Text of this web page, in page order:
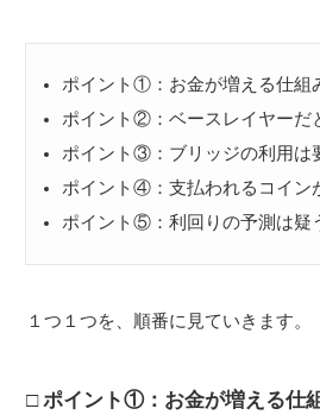
ポイント①：お金が増える仕組
ポイント②：ベースレイヤーだ
ポイント③：ブリッジの利用は
ポイント④：支払われるコイン
ポイント⑤：利回りの予測は疑
１つ１つを、順番に見ていきます。
ポイント①：お金が増える仕